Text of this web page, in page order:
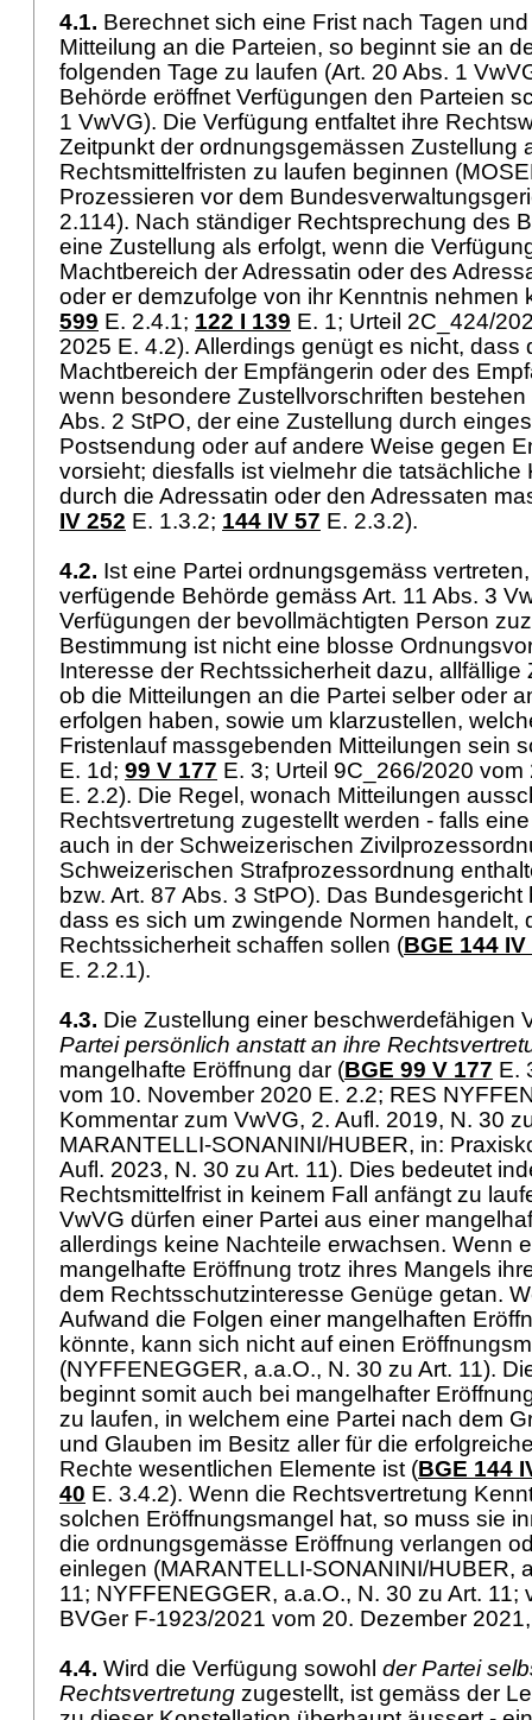
4.1. Berechnet sich eine Frist nach Tagen
Mitteilung an die Parteien, so beginnt sie an
folgenden Tage zu laufen (Art. 20 Abs. 1
Behörde eröffnet Verfügungen den Parteien
1 VwVG). Die Verfügung entfaltet ihre
Zeitpunkt der ordnungsgemässen Zustellung
Rechtsmittelfristen zu laufen beginnen
Prozessieren vor dem
2.114). Nach ständiger Rechtsprechung des
eine Zustellung als erfolgt, wenn die
Machtbereich der Adressatin oder des
oder er demzufolge von ihr Kenntnis nehmen
599 E. 2.4.1; 122 I 139 E. 1; Urteil 2C_424/
2025 E. 4.2). Allerdings genügt es nicht, dass
Machtbereich der Empfängerin oder des
wenn besondere Zustellvorschriften
Abs. 2 StPO, der eine Zustellung durch
Postsendung oder auf andere Weise gegen
vorsieht; diesfalls ist vielmehr die tatsächliche
durch die Adressatin oder den Adressaten
IV 252 E. 1.3.2; 144 IV 57 E. 2.3.2).
4.2. Ist eine Partei ordnungsgemäss
verfügende Behörde gemäss Art. 11 Abs. 3
Verfügungen der bevollmächtigten Person
Bestimmung ist nicht eine blosse
Interesse der Rechtssicherheit dazu, allfällige
ob die Mitteilungen an die Partei selber oder
erfolgen haben, sowie um klarzustellen,
Fristenlauf massgebenden Mitteilungen sein
E. 1d; 99 V 177 E. 3; Urteil 9C_266/2020
E. 2.2). Die Regel, wonach Mitteilungen
Rechtsvertretung zugestellt werden - falls
auch in der Schweizerischen
Schweizerischen Strafprozessordnung
bzw. Art. 87 Abs. 3 StPO). Das Bundesgericht
dass es sich um zwingende Normen handelt,
Rechtssicherheit schaffen sollen (BGE 144 IV
E. 2.2.1).
4.3. Die Zustellung einer beschwerdefähigen
Partei persönlich anstatt an ihre
mangelhafte Eröffnung dar (BGE 99 V 177 E.
vom 10. November 2020 E. 2.2; RES
Kommentar zum VwVG, 2. Aufl. 2019, N. 30
MARANTELLI-SONANINI/HUBER, in:
Aufl. 2023, N. 30 zu Art. 11). Dies bedeutet
Rechtsmittelfrist in keinem Fall anfängt zu
VwVG dürfen einer Partei aus einer
allerdings keine Nachteile erwachsen. Wenn
mangelhafte Eröffnung trotz ihres Mangels
dem Rechtsschutzinteresse Genüge getan.
Aufwand die Folgen einer mangelhaften
könnte, kann sich nicht auf einen
(NYFFENEGGER, a.a.O., N. 30 zu Art. 11).
beginnt somit auch bei mangelhafter
zu laufen, in welchem eine Partei nach dem
und Glauben im Besitz aller für die
Rechte wesentlichen Elemente ist (BGE 144
40 E. 3.4.2). Wenn die Rechtsvertretung
solchen Eröffnungsmangel hat, so muss sie
die ordnungsgemässe Eröffnung verlangen
einlegen (MARANTELLI-SONANINI/HUBER,
11; NYFFENEGGER, a.a.O., N. 30 zu Art. 11;
BVGer F-1923/2021 vom 20. Dezember
4.4. Wird die Verfügung sowohl der Partei
Rechtsvertretung zugestellt, ist gemäss der